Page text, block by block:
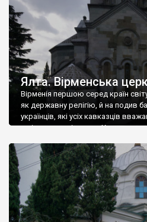
Ялта. Вірменська
Вірменія першою серед країн
як державну релігію, й на подив
українців, які усіх кавказців
є відданими вірянами Христа